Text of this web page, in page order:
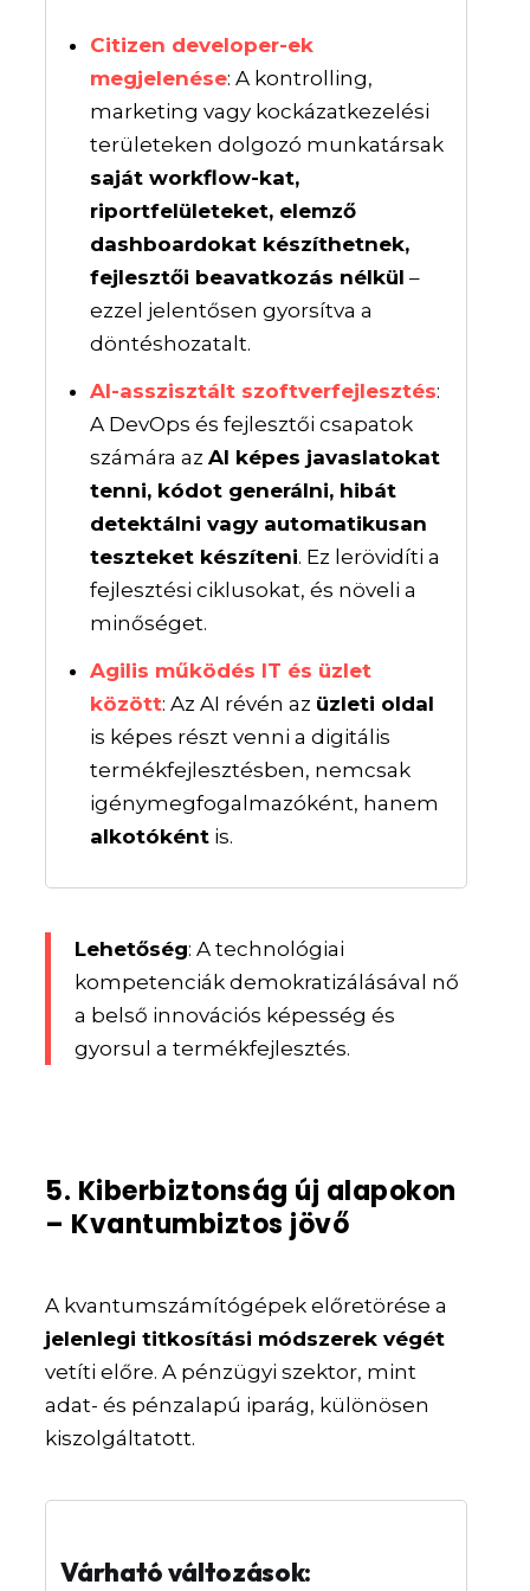
Citizen developer-ek
megjelenése: A kontrolling,
marketing vagy kockázatkezelési
területeken dolgozó munkatársak
saját workflow-kat,
riportfelületeket, elemző
dashboardokat készíthetnek,
fejlesztői beavatkozás nélkül –
ezzel jelentősen gyorsítva a
döntéshozatalt.
AI-asszisztált szoftverfejlesztés:
A DevOps és fejlesztői csapatok
számára azAI képes javaslatokat
tenni, kódot generálni, hibát
detektálni vagy automatikusan
teszteket készíteni. Ez lerövidíti a
fejlesztési ciklusokat, és növeli a
minőséget.
Agilis működés IT és üzlet
között: Az AI révén az üzleti oldal
is képes részt venni a digitális
termékfejlesztésben, nemcsak
igénymegfogalmazóként, hanem
alkotóként is.
Lehetőség: A technológiai
kompetenciák demokratizálásával nő
a belső innovációs képesség és
gyorsul a termékfejlesztés.
5. Kiberbiztonság új alapokon
– Kvantumbiztos jövő
A kvantumszámítógépek előretörése a
jelenlegi titkosítási módszerek végét
vetíti előre. A pénzügyi szektor, mint
adat- és pénzalapú iparág, különösen
kiszolgáltatott.
Várható változások: